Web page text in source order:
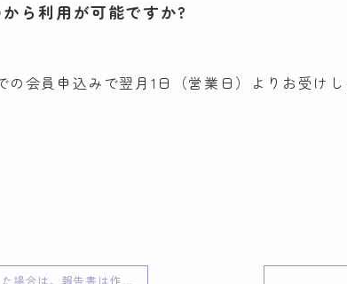
ら利用が可能ですか?
会員申込みで翌月1日（営業日）よりお受けし